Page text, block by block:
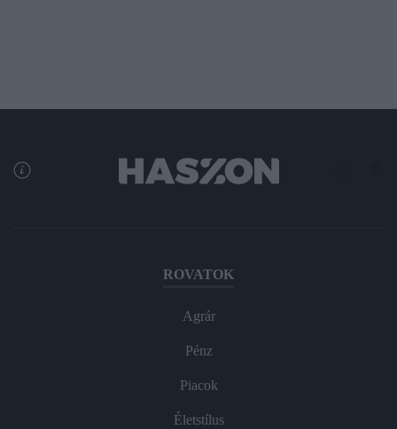
ROVATOK
Agrár
Pénz
Piacok
Életstílus